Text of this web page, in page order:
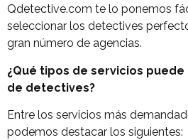
Qdetective.com te lo ponemos
seleccionar los detectives
gran número de agencias.
¿Qué tipos de servicios
de detectives?
Entre los servicios más
podemos destacar los siguientes: